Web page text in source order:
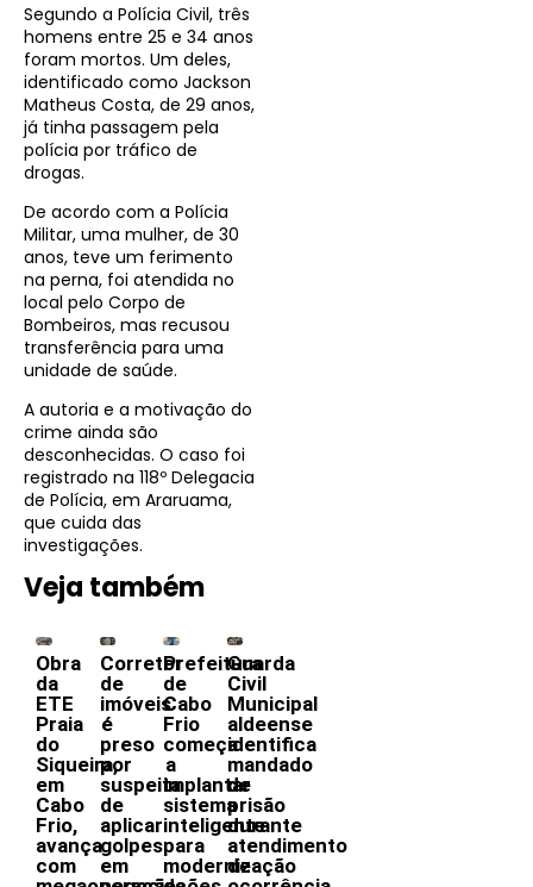
Segundo a Polícia Civil, três
homens entre 25 e 34 anos
foram mortos. Um deles,
identificado como Jackson
Matheus Costa, de 29 anos,
já tinha passagem pela
polícia por tráfico de
drogas.
De acordo com a Polícia
Militar, uma mulher, de 30
anos, teve um ferimento
na perna, foi atendida no
local pelo Corpo de
Bombeiros, mas recusou
transferência para uma
unidade de saúde.
A autoria e a motivação do
crime ainda são
desconhecidas. O caso foi
registrado na 118º Delegacia
de Polícia, em Araruama,
que cuida das
investigações.
Veja também
Obra
da
ETE
Praia
do
Siqueira,
em
Cabo
Frio,
avança
com
Corretor
de
imóveis
é
preso
por
suspeita
de
aplicar
golpes
em
Prefeitura
de
Cabo
Frio
começa
a
implantar
sistema
inteligente
para
modernização
Guarda
Civil
Municipal
aldeense
identifica
mandado
de
prisão
durante
atendimento
de